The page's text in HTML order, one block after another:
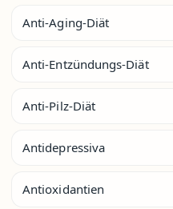
Anti-Aging-Diät
Anti-Entzündungs-Diät
Anti-Pilz-Diät
Antidepressiva
Antioxidantien